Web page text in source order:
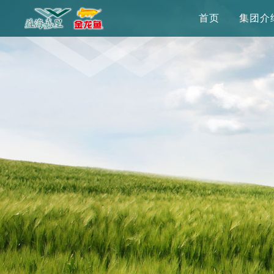
首页 集团介